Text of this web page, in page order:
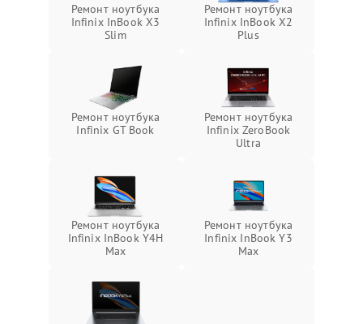
Ремонт ноутбука
Infinix InBook X3
Slim
Ремонт ноутбука
Infinix InBook X2
Plus
Ремонт ноутбука
Infinix GT Book
Ремонт ноутбука
Infinix ZeroBook
Ultra
Ремонт ноутбука
Infinix InBook Y4H
Max
Ремонт ноутбука
Infinix InBook Y3
Max